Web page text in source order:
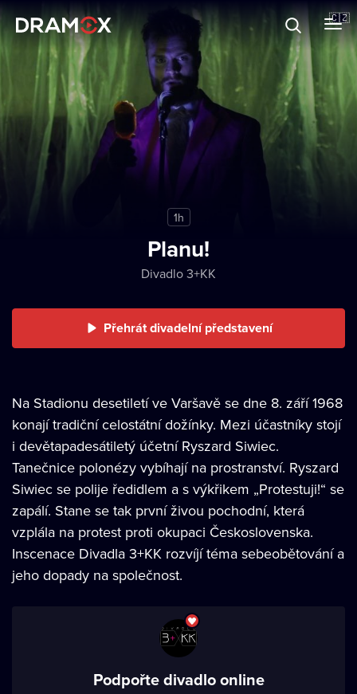
🇨🇿
Dárkové poukazy
Registrujte se
1h
Planu!
Divadlo 3+KK
Přehrát divadelní představení
Na Stadionu desetiletí ve Varšavě se dne 8. září 1968
konají tradiční celostátní dožínky. Mezi účastníky stojí
i devětapadesátiletý účetní Ryszard Siwiec.
Tanečnice polonézy vybíhají na prostranství. Ryszard
Siwiec se polije ředidlem a s výkřikem „Protestuji!“ se
zapálí. Stane se tak první živou pochodní, která
vzplála na protest proti okupaci Československa.
Inscenace Divadla 3+KK rozvíjí téma sebeobětování a
jeho dopady na společnost.
Podpořte divadlo online